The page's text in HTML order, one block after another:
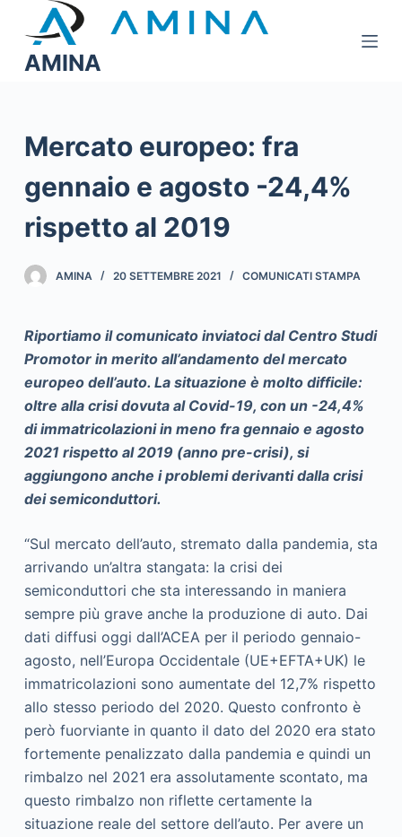
a
c
e
AMINA
Mercato europeo: fra
gennaio e agosto -24,4%
rispetto al 2019
AMINA 20 SETTEMBRE 2021 COMUNICATI STAMPA
Riportiamo il comunicato inviatoci dal Centro Studi
Promotor in merito all’andamento del mercato
europeo dell’auto. La situazione è molto difficile:
oltre alla crisi dovuta al Covid-19, con un -24,4%
di immatricolazioni in meno fra gennaio e agosto
2021 rispetto al 2019 (anno pre-crisi), si
aggiungono anche i problemi derivanti dalla crisi
dei semiconduttori.
“Sul mercato dell’auto, stremato dalla pandemia, sta
arrivando un’altra stangata: la crisi dei
semiconduttori che sta interessando in maniera
sempre più grave anche la produzione di auto. Dai
dati diffusi oggi dall’ACEA per il periodo gennaio-
agosto, nell’Europa Occidentale (UE+EFTA+UK) le
immatricolazioni sono aumentate del 12,7% rispetto
allo stesso periodo del 2020. Questo confronto è
però fuorviante in quanto il dato del 2020 era stato
fortemente penalizzato dalla pandemia e quindi un
rimbalzo nel 2021 era assolutamente scontato, ma
questo rimbalzo non riflette certamente la
situazione reale del settore dell’auto. Per avere un